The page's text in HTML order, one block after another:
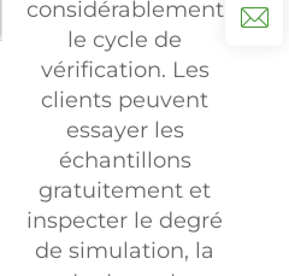
considérablement
le cycle de
vérification. Les
clients peuvent
essayer les
échantillons
gratuitement et
inspecter le degré
de simulation, la